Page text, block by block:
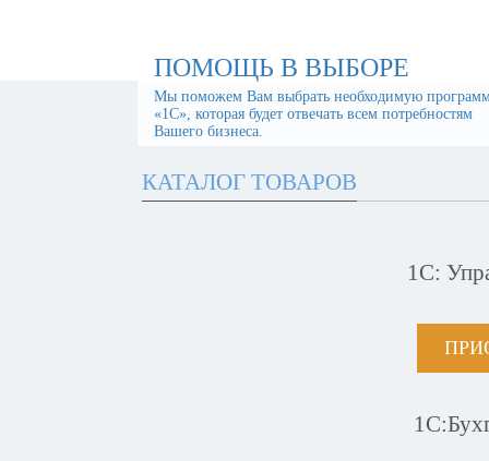
ПОМОЩЬ В ВЫБОРЕ
Мы поможем Вам выбрать необходимую
«1С», которая будет отвечать всем потребностям
Вашего бизнеса.
КАТАЛОГ ТОВАРОВ
1С: